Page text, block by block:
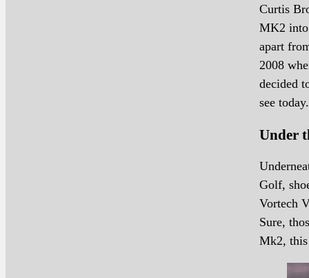
Curtis
MK2 into
apart
2008
decided
see today.
Under
Golf,
Vortech
Sure,
Mk2, this